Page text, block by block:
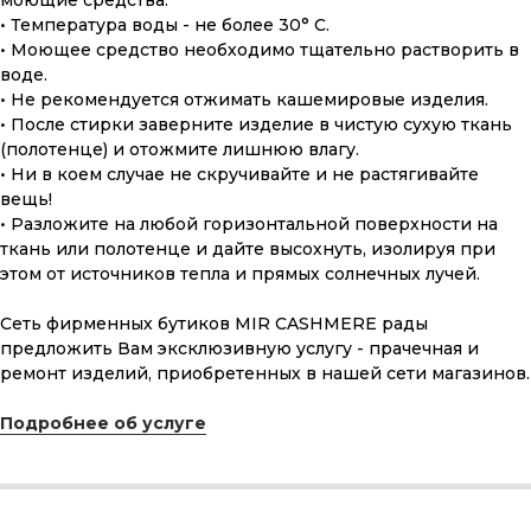
• Температура воды - не более 30° С.
• Моющее средство необходимо тщательно растворить в
воде.
• Не рекомендуется отжимать кашемировые изделия.
• После стирки заверните изделие в чистую сухую ткань
(полотенце) и отожмите лишнюю влагу.
• Ни в коем случае не скручивайте и не растягивайте
вещь!
• Разложите на любой горизонтальной поверхности на
ткань или полотенце и дайте высохнуть, изолируя при
этом от источников тепла и прямых солнечных лучей.
Сеть фирменных бутиков MIR CASHMERE рады
предложить Вам эксклюзивную услугу - прачечная и
ремонт изделий, приобретенных в нашей сети магазинов.
Подробнее об услуге
ПОДАРОЧНАЯ КАРТА
Что может быть лучше подарка,
и рассчитанного на долгие годы?
КУПИТЬ КАРТУ